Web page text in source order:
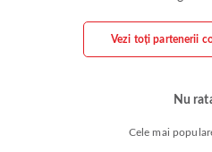
Vezi toți partenerii
Nu
Cele mai